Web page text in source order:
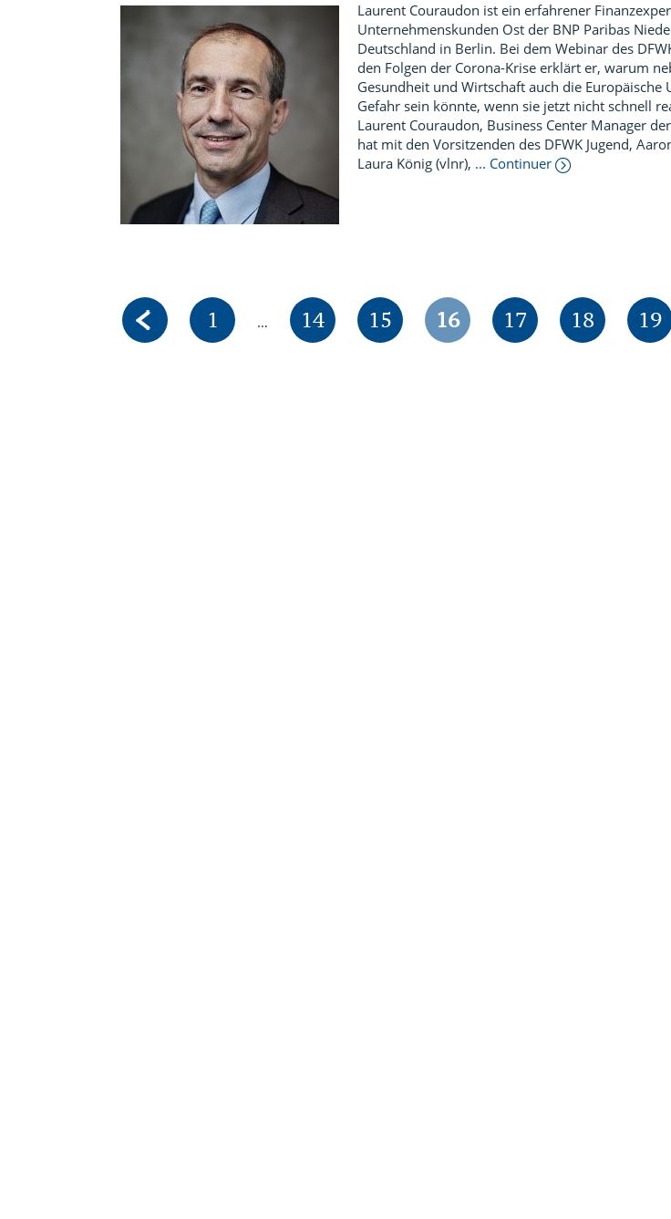
Laurent Couraudon ist ein erfahrener
Unternehmenskunden Ost der BNP Paribas
Deutschland in Berlin. Bei dem Webinar des
den Folgen der Corona-Krise erklärt er, warum
Gesundheit und Wirtschaft auch die Europäische
Gefahr sein könnte, wenn sie jetzt nicht schnell
Laurent Couraudon, Business Center Manager
hat mit den Vorsitzenden des DFWK Jugend,
Laura König (vlnr), ... Continuer
Page
1
Pages
provisoires
omises
… Page
14 Page
15 Page
16 Page
17 Page
18 19